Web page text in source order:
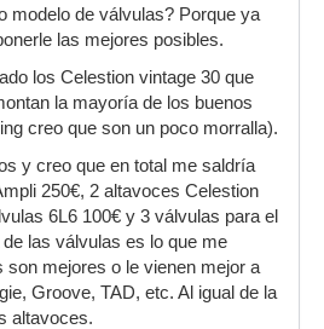
modelo de válvulas? Porque ya
las mejores posibles.
los Celestion vintage 30 que
la mayoría de los buenos
creo que son un poco morralla).
y creo que en total me saldría
250€, 2 altavoces Celestion
6L6 100€ y 3 válvulas para el
las válvulas es lo que me
son mejores o le vienen mejor a
Groove, TAD, etc. Al igual de la
altavoces.